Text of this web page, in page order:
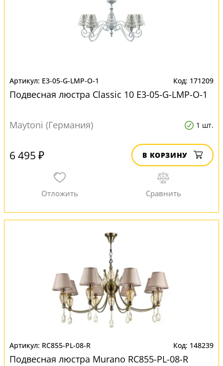
E3-05-G-LMP-O-1 171209
Подвесная люстра Classic 10 E3-05-G-LMP-O-1
Maytoni (Германия) 1 шт.
6 495 ₽ В КОРЗИНУ
RC855-PL-08-R 148239
Подвесная люстра Murano RC855-PL-08-R